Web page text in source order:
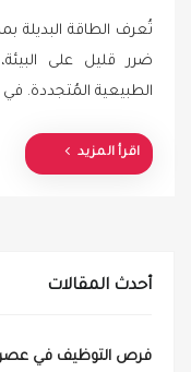
t
e
o
n
تُعرف الطاقة البديلة
ضرر قليل على
الطبيعية المُتجددة.
اقرأ المزيد
أحدث المقالات
فرص التوظيف في عصر